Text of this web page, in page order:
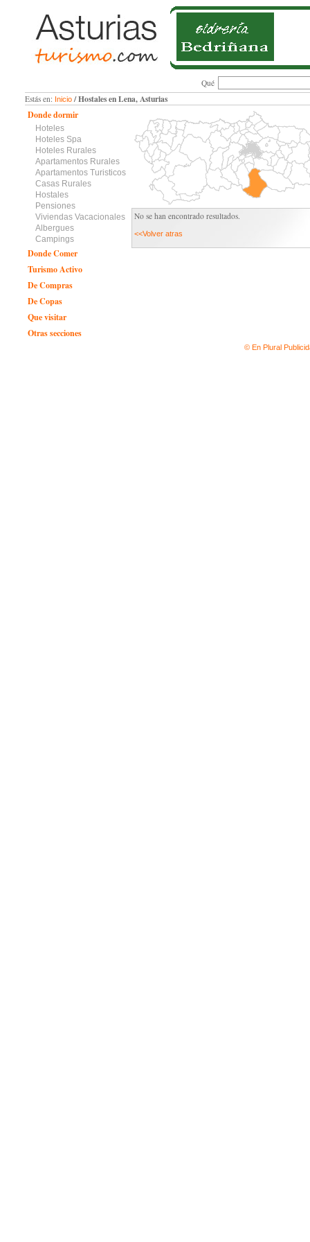
Qué
Estás en: Inicio/ Hostales en Lena, Asturias
Donde dormir
Hoteles
Hoteles Spa
Hoteles Rurales
Apartamentos Rurales
Apartamentos Turisticos
Casas Rurales
Hostales
Pensiones
Viviendas Vacacionales
Albergues
Campings
Donde Comer
Turismo Activo
De Compras
De Copas
Que visitar
Otras secciones
No se han encontrado resultados.
<<Volver atras
© En Plural